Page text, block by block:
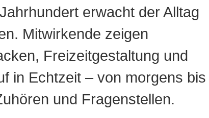
erwacht der Alltag
Mitwirkende zeigen
Freizeitgestaltung und
in Echtzeit – von morgens bis
und Fragenstellen.